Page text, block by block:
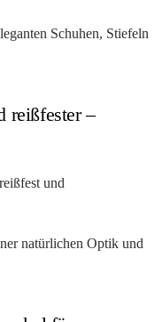
Schuhen, Stiefeln
reißfester –
und
natürlichen Optik und